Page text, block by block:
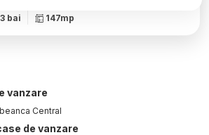
3 bai 147mp
vanzare
Central
de vanzare